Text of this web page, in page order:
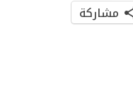
مشاركة